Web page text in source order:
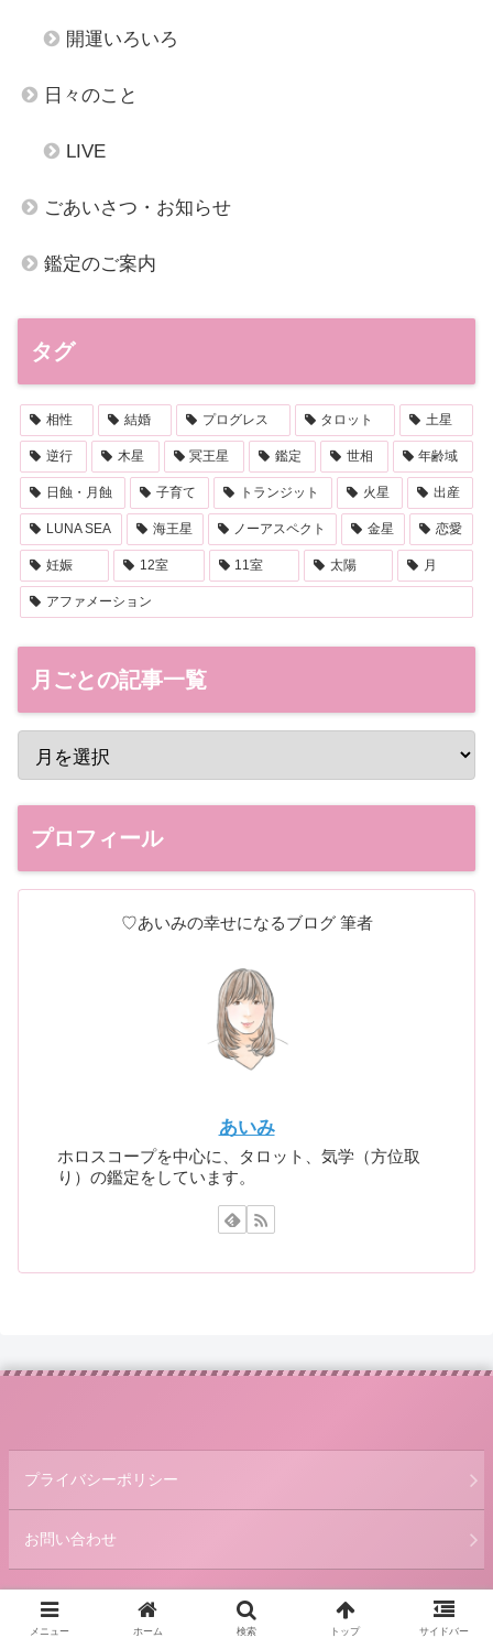
開運いろいろ
日々のこと
LIVE
ごあいさつ・お知らせ
鑑定のご案内
タグ
相性 結婚 プログレス タロット 土星
逆行 木星 冥王星 鑑定 世相 年齢域
日蝕・月蝕 子育て トランジット 火星 出産
LUNA SEA 海王星 ノーアスペクト 金星 恋愛
妊娠 12室 11室 太陽 月
アファメーション
月ごとの記事一覧
プロフィール
♡あいみの幸せになるブログ 筆者
あいみ
ホロスコープを中心に、タロット、気学（方位取
り）の鑑定をしています。
プライバシーポリシー
お問い合わせ
© 2019 あいみの幸せになるブログ.
メニュー ホーム 検索 トップ サイドバー